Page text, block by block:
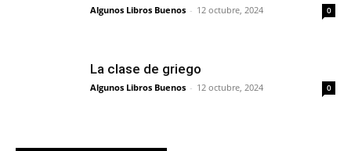
Algunos Libros Buenos - 12 octubre, 2024 0
La clase de griego
Algunos Libros Buenos - 12 octubre, 2024 0